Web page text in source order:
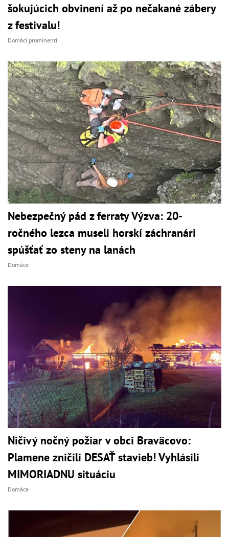
šokujúcich obvinení až po nečakané zábery
z festivalu!
Domáci prominenti
Nebezpečný pád z ferraty Výzva: 20-
ročného lezca museli horskí záchranári
spúšťať zo steny na lanách
Domáce
Ničivý nočný požiar v obci Braväcovo:
Plamene zničili DESAŤ stavieb! Vyhlásili
MIMORIADNU situáciu
Domáce